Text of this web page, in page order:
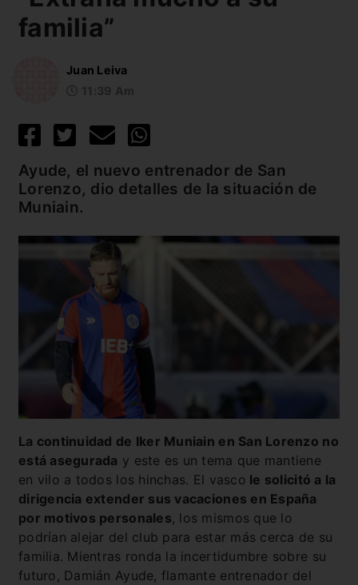
familia”
Juan Leiva
Ayude, el nuevo entrenador de San
Lorenzo, dio detalles de la situación de
Muniain.
La continuidad de Iker Muniain en San Lorenzo no
está asegurada y este es un tema que mantiene
en vilo a todos los hinchas. El vasco le solicitó a la
dirigencia extender sus vacaciones en España
por motivos personales, los mismos que lo
podrían alejar del club para estar más cerca de su
familia. Mientras ronda la incertidumbre sobre su
futuro, Damián Ayude, flamante entrenador del